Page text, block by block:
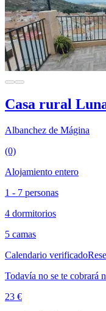
Casa rural
Albanchez de Mágina
(0)
Alojamiento entero
1 - 7 personas
4 dormitorios
5 camas
Calendario verificado
Todavía no se te cobrará
23 €